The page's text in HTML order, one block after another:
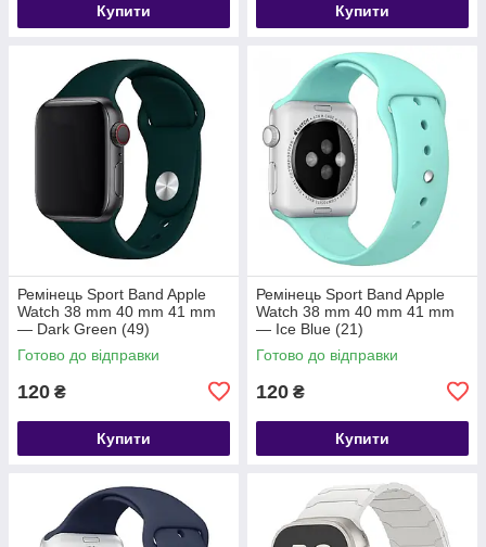
Купити Купити
Ремінець Sport Band Apple
Watch 38 mm 40 mm 41 mm
— Dark Green (49)
Готово до відправки
120 ₴
Купити
Ремінець Sport Band Apple
Watch 38 mm 40 mm 41 mm
— Ice Blue (21)
Готово до відправки
120 ₴
Купити